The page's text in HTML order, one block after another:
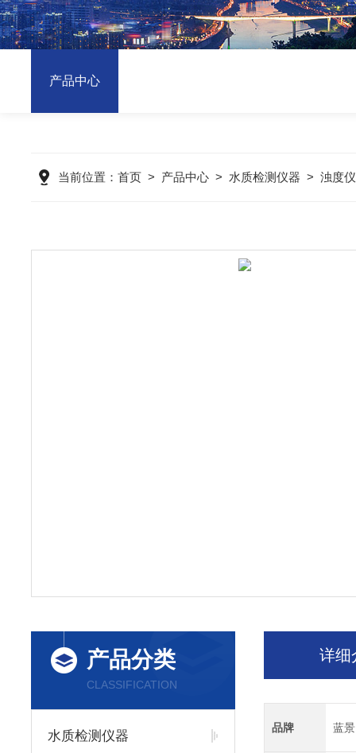
产品中心
当前位置： 首页 > 产品中心 > 水质检测仪器 > 浊度仪
产品分类
CLASSIFICATION
水质检测仪器
详细
品牌 蓝景